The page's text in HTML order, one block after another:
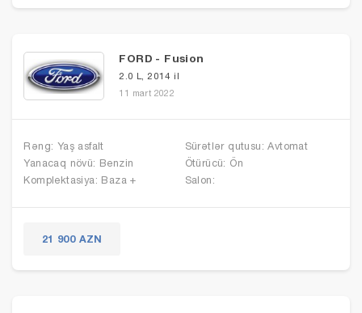
FORD - Fusion
2.0 L, 2014 il
11 mart 2022
Rəng: Yaş asfalt
Yanacaq növü: Benzin
Komplektasiya: Baza +
Sürətlər qutusu: Avtomat
Ötürücü: Ön
Salon:
21 900 AZN